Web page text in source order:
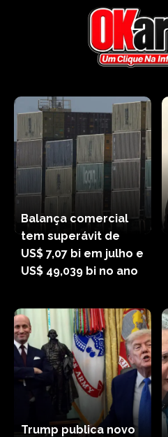
Balança comercial
tem superávit de
US$ 7,07 bi em julho e
US$ 49,039 bi no ano
Trump publica novo